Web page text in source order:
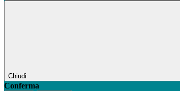
Chiudi
Conferma